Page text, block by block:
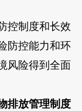
控制度和长效
防控能力和环
风险得到全面
排放管理制度